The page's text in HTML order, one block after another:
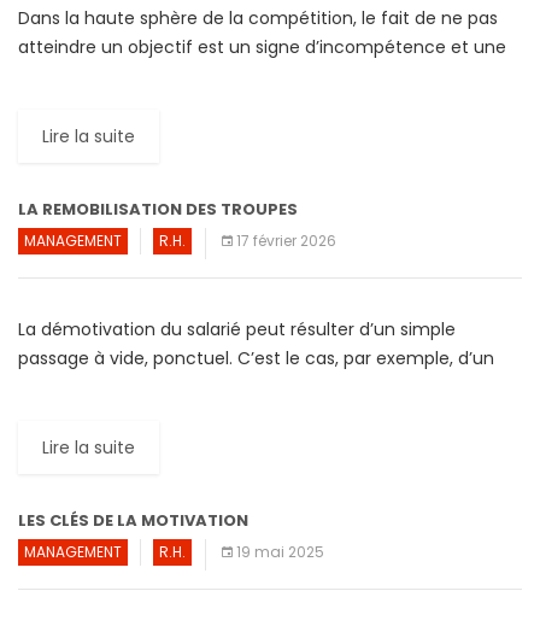
Dans la haute sphère de la compétition, le fait de ne pas
atteindre un objectif est un signe d’incompétence et une
Lire la suite
LA REMOBILISATION DES TROUPES
MANAGEMENT R.H. 17 février 2026
La démotivation du salarié peut résulter d’un simple
passage à vide, ponctuel. C’est le cas, par exemple, d’un
Lire la suite
LES CLÉS DE LA MOTIVATION
MANAGEMENT R.H. 19 mai 2025